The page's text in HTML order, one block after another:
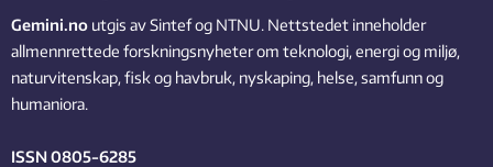
Gemini.no utgis av Sintef og NTNU. Nettstedet inneholder
allmennrettede forskningsnyheter om teknologi, energi og miljø,
naturvitenskap, fisk og havbruk, nyskaping, helse, samfunn og
humaniora.
ISSN 0805-6285